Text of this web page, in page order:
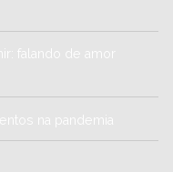
falando de amor
na pandemia